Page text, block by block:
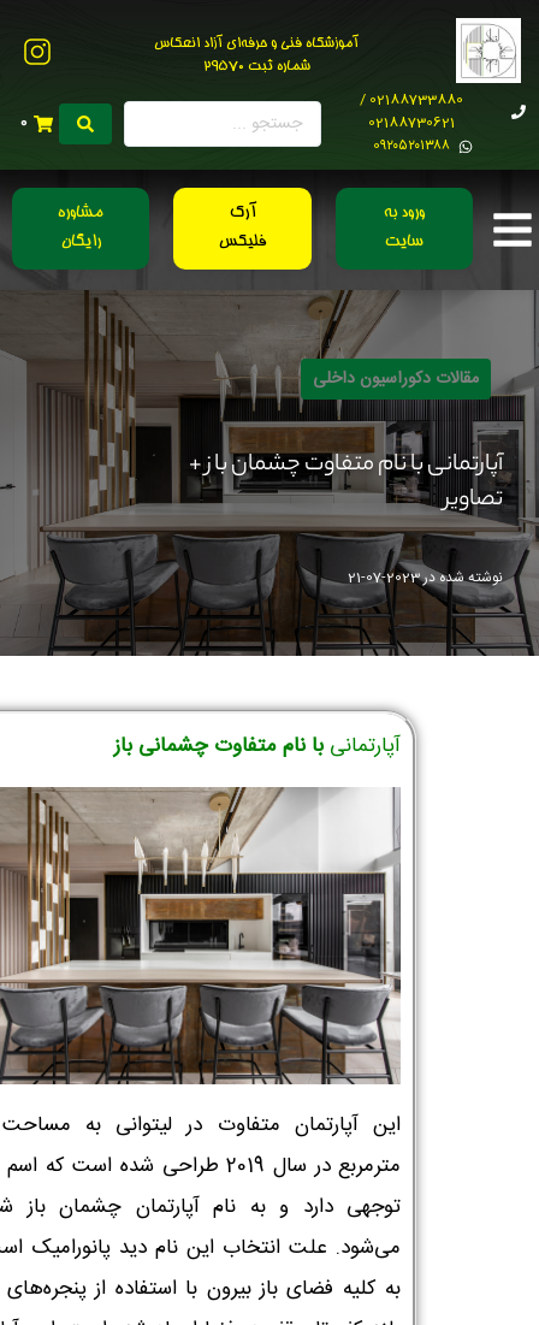
آموزشگاه فنی و حرفه‌ای آزاد انعکاس
شماره ثبت 29570
02188733880 /
02188730621
0۹۲۰۵۲۰۱۳۸۸
0
ورود به
سایت
آرک
فلیکس
مشاوره
رایگان
مقالات دکوراسیون داخلی
آپارتمانی با نام متفاوت چشمان باز +
تصاویر
نوشته شده در2023-07-21
آپارتمانی با نام متفاوت چشمانی باز
مترمربع در سال 2019 طراحی شده است که
توجهی دارد و به نام آپارتمان چشمان باز
می‌شود. علت انتخاب این نام دید پانورامیک
به کلیه فضای باز بیرون با استفاده از پنجره‌های